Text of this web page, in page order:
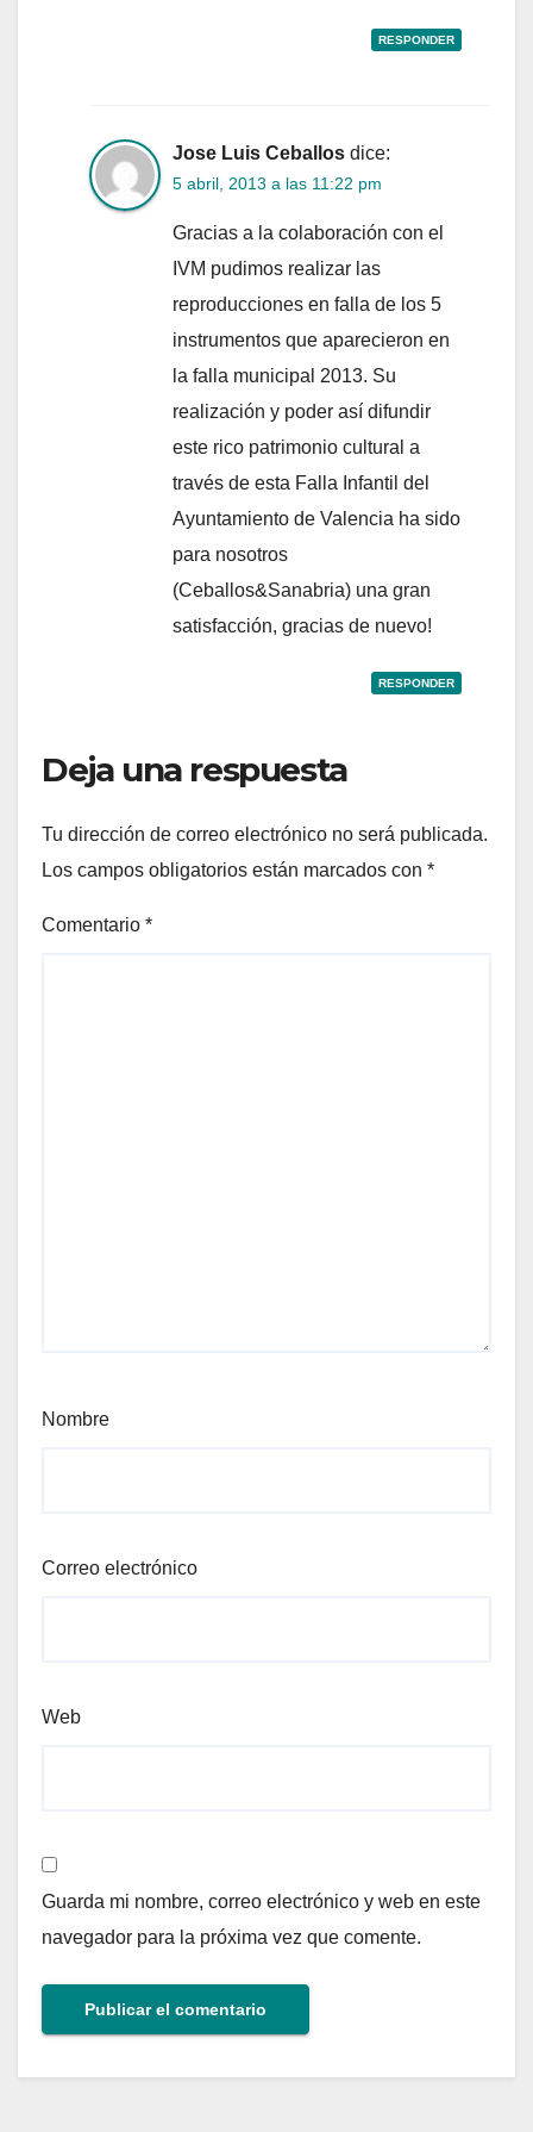
RESPONDER
Jose Luis Ceballos dice:
5 abril, 2013 a las 11:22 pm
Gracias a la colaboración con el
IVM pudimos realizar las
reproducciones en falla de los 5
instrumentos que aparecieron en
la falla municipal 2013. Su
realización y poder así difundir
este rico patrimonio cultural a
través de esta Falla Infantil del
Ayuntamiento de Valencia ha sido
para nosotros
(Ceballos&Sanabria) una gran
satisfacción, gracias de nuevo!
RESPONDER
Deja una respuesta
Tu dirección de correo electrónico no será publicada.
Los campos obligatorios están marcados con *
Comentario *
Nombre
Correo electrónico
Web
Guarda mi nombre, correo electrónico y web en este
navegador para la próxima vez que comente.